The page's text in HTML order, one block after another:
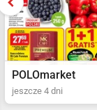
Action
jeszcze 4 dni